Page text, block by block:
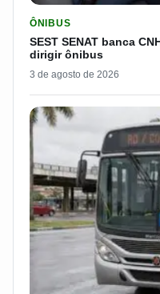
ÔNIBUS
SEST SENAT banca
dirigir ônibus
3 de agosto de 2026